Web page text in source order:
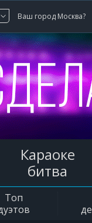
Ваш город Москва?
Караоке
битва
Топ